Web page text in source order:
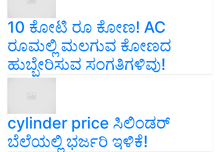
10 ಕೋಟಿ ರೂ ಕೋಣ! AC
ರೂಮಲ್ಲಿ ಮಲಗುವ ಕೋಣದ
ಹುಬ್ಬೇರಿಸುವ ಸಂಗತಿಗಳಿವು!
cylinder price ಸಿಲಿಂಡರ್‌
ಬೆಲೆಯಲ್ಲಿ ಭರ್ಜರಿ ಇಳಿಕೆ!